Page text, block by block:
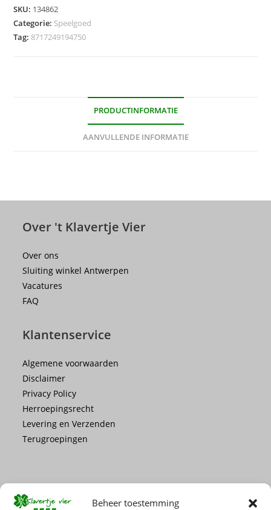
Beheer toestemming
aantal
SKU: 134862
Categorie: Speelgoed
Tag:8717249194750
PRODUCTINFORMATIE
AANVULLENDE INFORMATIE
Over 't Klavertje Vier
Over ons
Sluiting winkel Antwerpen
Vacatures
FAQ
Klantenservice
Algemene voorwaarden
Disclaimer
Privacy Policy
Herroepingsrecht
Levering en Verzenden
Terugroepingen